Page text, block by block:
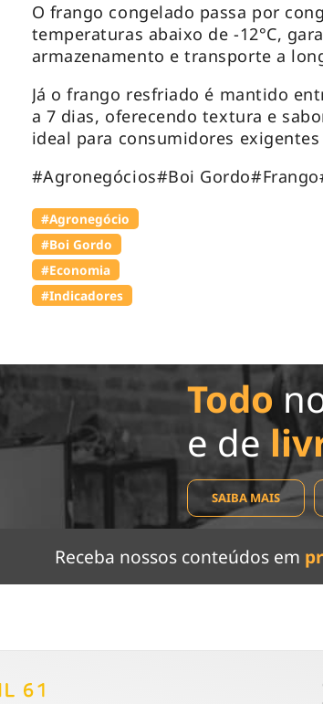
O frango congelado passa por
temperaturas abaixo de -12°C,
armazenamento e transporte a
Já o frango resfriado é mantido
a 7 dias, oferecendo textura e
ideal para consumidores
#Agronegócios#Boi
#Agronegócio
#Boi Gordo
#Economia
#Indicadores
Todo
e de
SAIBA MAIS
Receba nossos conteúdos em